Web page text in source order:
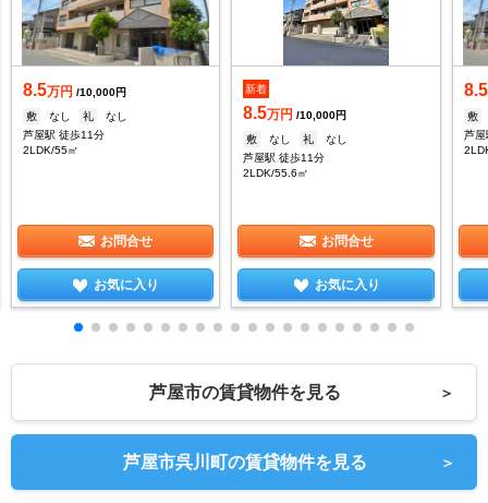
8.5万円 /10,000円
敷
なし 礼
なし
芦屋駅 徒歩11分
2LDK/55㎡
お問合せ
お気に入り
新着
8.5万円 /10,000円
敷
なし 礼
なし
芦屋駅 徒歩11分
2LDK/55.6㎡
お問合せ
お気に入り
8.5
敷
芦
芦屋市の賃貸物件を見る ＞
芦屋市呉川町の賃貸物件を見る ＞